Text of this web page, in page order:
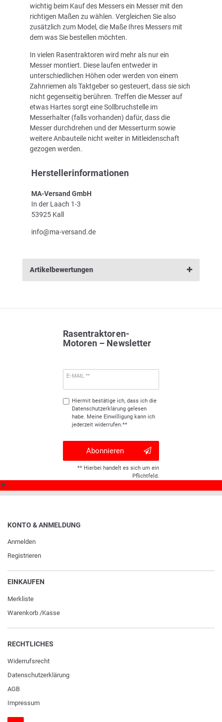
wichtig beim Kauf des Messers ein Messer mit den
richtigen Maßen zu wählen. Vergleichen Sie also
zusätzlich zum Model, die Maße Ihres Messers mit
dem was Sie bestellen möchten.
In vielen Rasentraktoren wird mehr als nur ein
Messer montiert. Diese laufen entweder in
unterschiedlichen Höhen oder werden von einem
Zahnriemen als Taktgeber so gesteuert, dass sie sich
nicht gegenseitig berühren. Treffen die Messer auf
etwas Hartes sorgt eine Sollbruchstelle im
Messerhalter (falls vorhanden) dafür, dass die
Messer durchdrehen und der Messerturm sowie
weitere Anbauteile nicht weiter in Mitleidenschaft
gezogen werden.
Herstellerinformationen
MA-Versand GmbH
In der Laach 1-3
53925 Kall
info@ma-versand.de
Artikelbewertungen
Rasentraktoren-
Motoren – Newsletter
E-MAIL **
Hiermit bestätige ich, dass ich die
Daten­schutz­erklärunggelesen
habe. Meine Einwilligung kann ich
jederzeit widerrufen.**
Abonnieren
** Hierbei handelt es sich um ein
Pflichtfeld.
KONTO & ANMELDUNG
Anmelden
Registrieren
EINKAUFEN
Merkliste
Warenkorb /Kasse
RECHTLICHES
Widerrufs­recht
Daten­schutz­erklärung
AGB
Impressum